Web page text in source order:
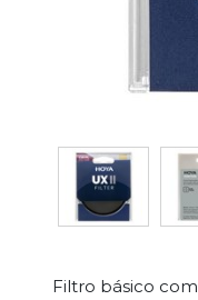
Filtro básico